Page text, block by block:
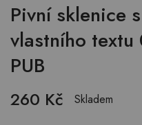
Pivní sklenice
vlastního
PUB
260 Kč Skladem